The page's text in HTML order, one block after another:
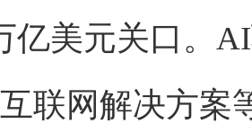
亿美元关口。
联网解决方案